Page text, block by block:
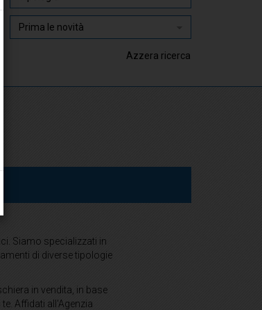
Azzera ricerca
Siamo specializzati in
di diverse tipologie
in vendita, in base
Affidati all'Agenzia